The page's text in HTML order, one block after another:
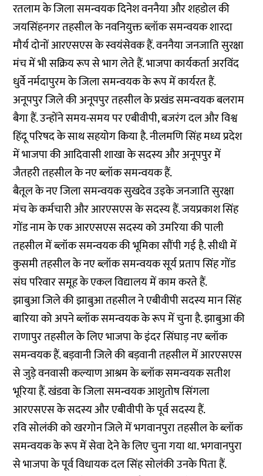
रतलाम के जिला समन्वयक दिनेश वननैया और शहडोल की
जयसिंहनगर तहसील के नवनियुक्त ब्लॉक समन्वयक शारदा
मौर्य दोनों आरएसएस के स्वयंसेवक हैं. वननैया जनजाति सुरक्षा
मंच में भी सक्रिय रूप से भाग लेते हैं. भाजपा कार्यकर्ता अरविंद
धुर्वे नर्मदापुरम के जिला समन्वयक के रूप में कार्यरत हैं.
अनूपपुर जिले की अनूपपुर तहसील के प्रखंड समन्वयक बलराम
बैगा हैं. उन्होंने समय-समय पर एबीवीपी, बजरंग दल और विश्व
हिंदू परिषद के साथ सहयोग किया है. नीलमणि सिंह मध्य प्रदेश
में भाजपा की आदिवासी शाखा के सदस्य और अनूपपुर में
जैतहरी तहसील के नए ब्लॉक समन्वयक हैं.
बैतूल के नए जिला समन्वयक सुखदेव उइके जनजाति सुरक्षा
मंच के कर्मचारी और आरएसएस के सदस्य हैं. जयप्रकाश सिंह
गोंड नाम के एक आरएसएस सदस्य को उमरिया की पाली
तहसील में ब्लॉक समन्वयक की भूमिका सौंपी गई है. सीधी में
कुसमी तहसील के नए ब्लॉक समन्वयक सूर्य प्रताप सिंह गोंड
संघ परिवार समूह के एकल विद्यालय में काम करते हैं.
झाबुआ जिले की झाबुआ तहसील ने एबीवीपी सदस्य मान सिंह
बारिया को अपने ब्लॉक समन्वयक के रूप में चुना है. झाबुआ की
राणापुर तहसील के लिए भाजपा के इंदर सिंघाड़ नए ब्लॉक
समन्वयक हैं. बड़वानी जिले की बड़वानी तहसील में आरएसएस
से जुड़े वनवासी कल्याण आश्रम के ब्लॉक समन्वयक सतीश
भूरिया हैं. खंडवा के जिला समन्वयक आशुतोष सिंगला
आरएसएस के सदस्य और एबीवीपी के पूर्व सदस्य हैं.
रवि सोलंकी को खरगोन जिले में भगवानपुरा तहसील के ब्लॉक
समन्वयक के रूप में सेवा देने के लिए चुना गया था. भगवानपुरा
से भाजपा के पूर्व विधायक दल सिंह सोलंकी उनके पिता हैं.